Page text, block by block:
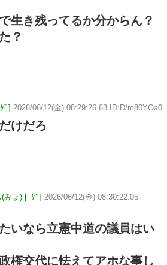
生き残ってるか分からん？
？
ﾞ] 2026/06/12(金) 08:29:26.63 ID:D/m80YOa0
けだろ
みょ) [ﾆﾀﾞ] 2026/06/12(金) 08:30:22.05
いなら立憲中道の議員はい
権交代に怯えてアホな事し